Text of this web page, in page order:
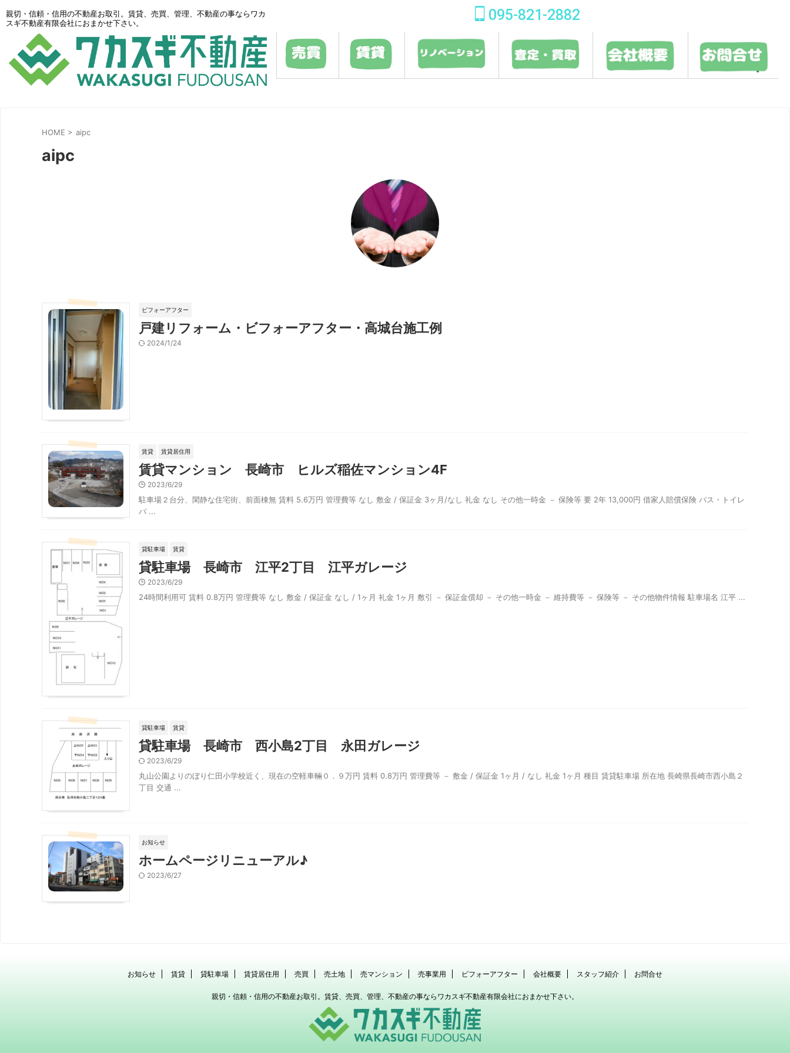
親切・信頼・信用の不動産お取引。賃貸、売買、管理、不動産の事ならワカ
スギ不動産有限会社におまかせ下さい。
095-821-2882
HOME > aipc
aipc
ビフォーアフター
戸建リフォーム・ビフォーアフター・高城台施工例
2024/1/24
賃貸 賃貸居住用
賃貸マンション 長崎市 ヒルズ稲佐マンション4F
2023/6/29
駐車場２台分、閑静な住宅街、前面棟無 賃料 5.6万円 管理費等 なし 敷金 / 保証金 3ヶ月/なし 礼金 なし その他一時金 － 保険等 要 2年 13,000円 借家人賠償保険 バス・トイレ
バ ...
貸駐車場 賃貸
貸駐車場 長崎市 江平2丁目 江平ガレージ
2023/6/29
24時間利用可 賃料 0.8万円 管理費等 なし 敷金 / 保証金 なし / 1ヶ月 礼金 1ヶ月 敷引 － 保証金償却 － その他一時金 － 維持費等 － 保険等 － その他物件情報 駐車場名 江平 ...
貸駐車場 賃貸
貸駐車場 長崎市 西小島2丁目 永田ガレージ
2023/6/29
丸山公園よりのぼり仁田小学校近く、現在の空軽車輛０．９万円 賃料 0.8万円 管理費等 － 敷金 / 保証金 1ヶ月 / なし 礼金 1ヶ月 種目 賃貸駐車場 所在地 長崎県長崎市西小島２
丁目 交通 ...
お知らせ
ホームページリニューアル♪
2023/6/27
お知らせ 賃貸 貸駐車場 賃貸居住用 売買 売土地 売マンション 売事業用 ビフォーアフター 会社概要 スタッフ紹介 お問合せ
親切・信頼・信用の不動産お取引。賃貸、売買、管理、不動産の事ならワカスギ不動産有限会社におまかせ下さい。